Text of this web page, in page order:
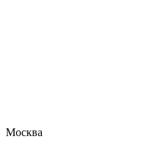
Москва